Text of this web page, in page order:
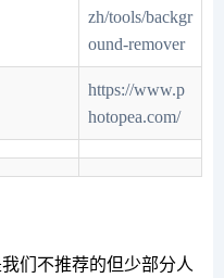
zh/tools/backgr
ound-remover
https://www.p
hotopea.com/
们不推荐的但少部分人